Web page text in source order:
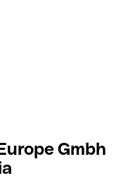
Gmbh